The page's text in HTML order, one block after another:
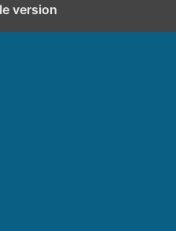
version